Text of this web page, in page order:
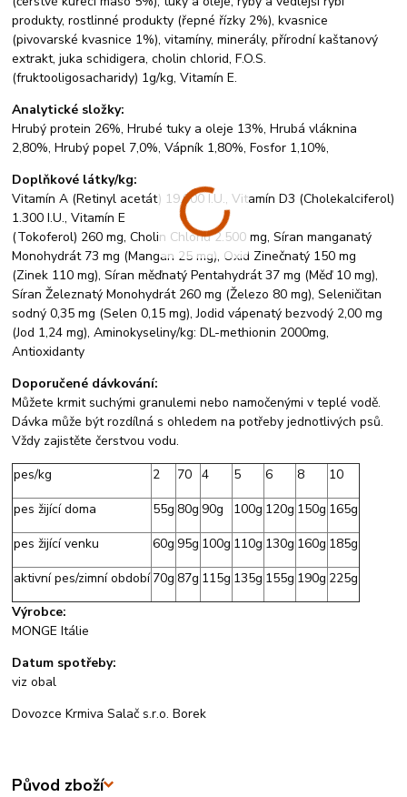
produkty, rostlinné produkty (řepné řízky 2%), kvasnice
(pivovarské kvasnice 1%), vitamíny, minerály, přírodní kaštanový
extrakt, juka schidigera, cholin chlorid, F.O.S.
(fruktooligosacharidy) 1g/kg, Vitamín E.
Analytické složky:
Hrubý protein 26%, Hrubé tuky a oleje 13%, Hrubá vláknina
2,80%, Hrubý popel 7,0%, Vápník 1,80%, Fosfor 1,10%,
Doplňkové látky/kg:
Vitamín A (Retinyl acetát) 19.000 I.U., Vitamín D3 (Cholekalciferol)
1.300 I.U., Vitamín E
(Tokoferol) 260 mg, Cholin Chlorid 2.500 mg, Síran manganatý
Monohydrát 73 mg (Mangan 25 mg), Oxid Zinečnatý 150 mg
(Zinek 110 mg), Síran měďnatý Pentahydrát 37 mg (Měď 10 mg),
Síran Železnatý Monohydrát 260 mg (Železo 80 mg), Seleničitan
sodný 0,35 mg (Selen 0,15 mg), Jodid vápenatý bezvodý 2,00 mg
(Jod 1,24 mg), Aminokyseliny/kg: DL-methionin 2000mg,
Antioxidanty
Doporučené dávkování:
Můžete krmit suchými granulemi nebo namočenými v teplé vodě.
Dávka může být rozdílná s ohledem na potřeby jednotlivých psů.
Vždy zajistěte čerstvou vodu.
pes/kg
2 70 4 5 6 8
10
pes žijící doma
55g 80g 90g 100g 120g 150g 165g
pes žijící venku
60g 95g 100g 110g 130g 160g 185g
aktivní pes/zimní období 70g 87g 115g 135g 155g 190g 225g
Výrobce:
MONGE Itálie
Datum spotřeby:
viz obal
Dovozce Krmiva Salač s.r.o. Borek
Původ zboží